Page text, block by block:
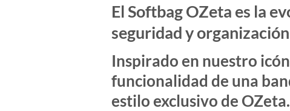
ElSoftbag OZeta es la
seguridad y
Inspirado en nuestro
funcionalidad de una
estilo exclusivo de OZeta.